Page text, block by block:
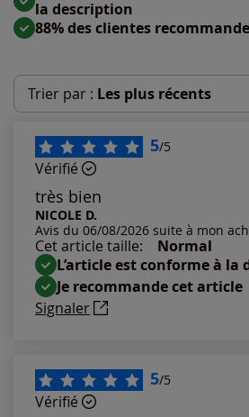
la description
88% des clientes
Trier par : Les plus récents
Les plus récents
Les plus anciens
Notes les plus élevées
Notes les plus basses
5/5
Vérifié
très bien
NICOLE D.
Avis du 06/08/2026 suite à mon
Cet article taille:
Normal
L’article est conforme à la
Je recommande cet article
Signaler
5/5
Vérifié